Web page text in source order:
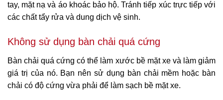
tay, mặt nạ và áo khoác bảo hộ. Tránh tiếp xúc trực tiếp với
các chất tẩy rửa và dung dịch vệ sinh.
Không sử dụng bàn chải quá cứng
Bàn chải quá cứng có thể làm xước bề mặt xe và làm giảm
giá trị của nó. Bạn nên sử dụng bàn chải mềm hoặc bàn
chải có độ cứng vừa phải để làm sạch bề mặt xe.